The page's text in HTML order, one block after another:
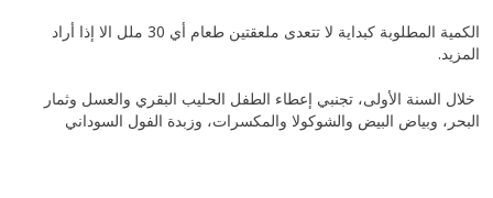
الكمية المطلوبة كبداية لا تتعدى ملعقتين طعام أي 30 ملل الا إذا أراد
المزيد.
خلال السنة الأولى، تجنبي إعطاء الطفل الحليب البقري والعسل وثمار
البحر، وبياض البيض والشوكولا والمكسرات، وزبدة الفول السوداني